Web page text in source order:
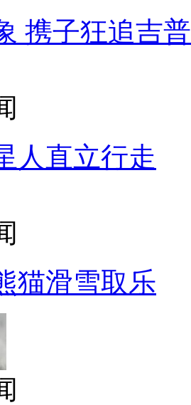
携子狂追吉
人直立行走
猫滑雪取乐